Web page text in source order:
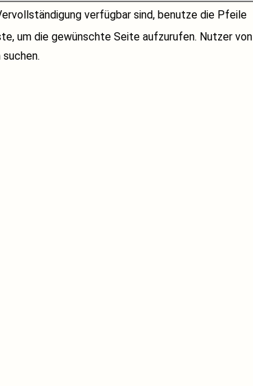
verfügbar sind, benutze die Pfeile
um die gewünschte Seite aufzurufen. Nutzer von